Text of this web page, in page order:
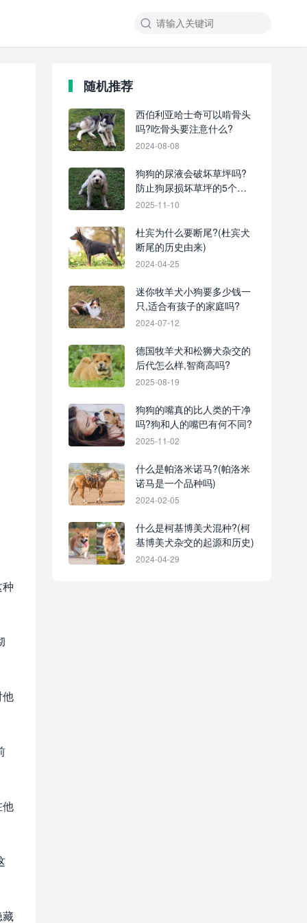
他
他
藏
随机推荐
西伯利亚哈士奇可以啃骨头
吗?吃骨头要注意什么?
2024-08-08
狗狗的尿液会破坏草坪吗?
防止狗尿损坏草坪的5个技
巧!
2025-11-10
杜宾为什么要断尾?(杜宾犬
断尾的历史由来)
2024-04-25
迷你牧羊犬小狗要多少钱一
只,适合有孩子的家庭吗?
2024-07-12
德国牧羊犬和松狮犬杂交的
后代怎么样,智商高吗?
2025-08-19
狗狗的嘴真的比人类的干净
吗?狗和人的嘴巴有何不同?
2025-11-02
什么是帕洛米诺马?(帕洛米
诺马是一个品种吗)
2024-02-05
什么是柯基博美犬混种?(柯
基博美犬杂交的起源和历史)
2024-04-29